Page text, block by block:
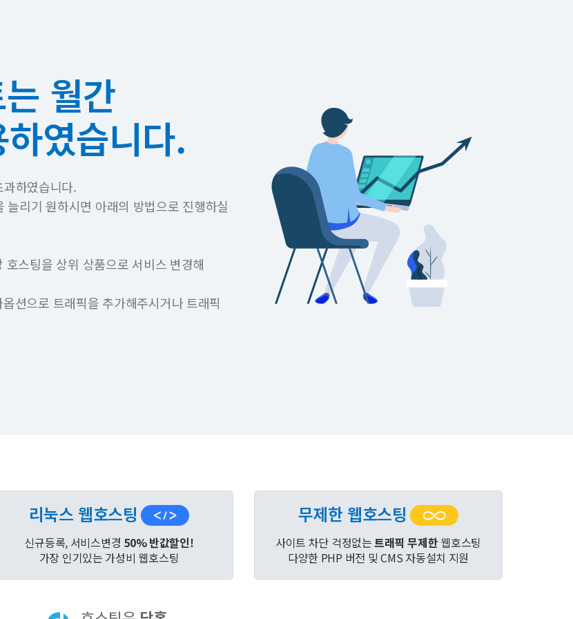
월간
였습니다.
하였습니다.
리기 원하시면 아래의 방법으로 진행하실
호스팅을 상위 상품으로 서비스 변경해
션으로 트래픽을 추가해주시거나 트래픽
리눅스 웹호스팅
신규등록, 서비스변경 50% 반값할인!
가장 인기있는 가성비 웹호스팅
무제한 웹호스팅
사이트 차단 걱정없는트래픽 무제한 웹호스팅
다양한 PHP 버전 및 CMS 자동설치 지원